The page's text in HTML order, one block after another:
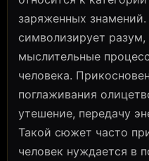
заряженных
символизирует
мыслительные
человека.
поглаживания
утешение, передачу
Такой сюжет часто
человек нуждается в